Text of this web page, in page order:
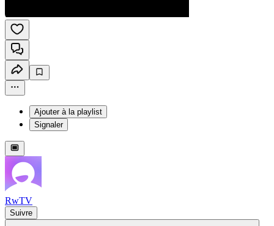
Ajouter à la playlist
Signaler
RwTV
Suivre